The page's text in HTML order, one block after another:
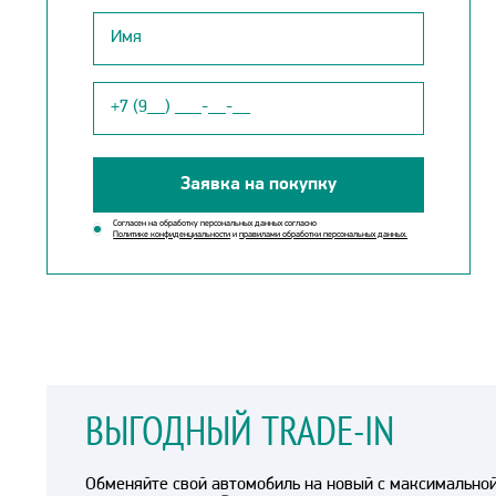
Заявка на покупку
Согласен на обработку персональных данных согласно
Политике конфиденциальности иправилами обработки персональных данных.
ВЫГОДНЫЙ TRADE-IN
Обменяйте свой автомобиль на новый с